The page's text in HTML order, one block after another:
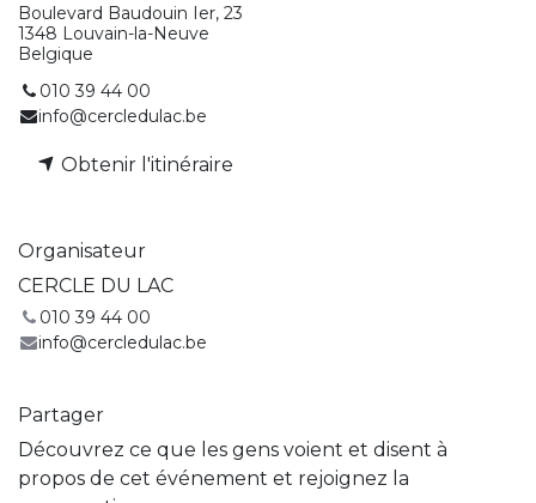
Boulevard Baudouin Ier, 23
1348 Louvain-la-Neuve
Belgique
010 39 44 00
info@cercledulac.be
Obtenir l'itinéraire
Organisateur
CERCLE DU LAC
010 39 44 00
info@cercledulac.be
Partager
Découvrez ce que les gens voient et disent à
propos de cet événement et rejoignez la